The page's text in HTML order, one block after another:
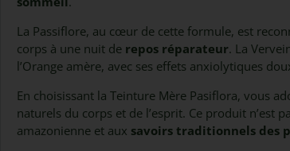
La Passiflore, au cœur de cette formule, est
corps à une nuit de repos réparateur. La
l’Orange amère, avec ses effets anxiolytiques
En choisissant la Teinture Mère Pasiflora, vous
naturels du corps et de l’esprit. Ce produit n’est
amazonienne et aux savoirs traditionnels des